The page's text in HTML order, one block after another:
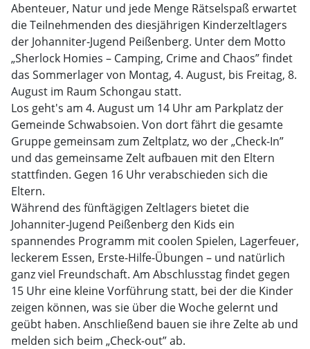
Abenteuer, Natur und jede Menge Rätselspaß erwartet
die Teilnehmenden des diesjährigen Kinderzeltlagers
der Johanniter-Jugend Peißenberg. Unter dem Motto
„Sherlock Homies – Camping, Crime and Chaos” findet
das Sommerlager von Montag, 4. August, bis Freitag, 8.
August im Raum Schongau statt.
Los geht's am 4. August um 14 Uhr am Parkplatz der
Gemeinde Schwabsoien. Von dort fährt die gesamte
Gruppe gemeinsam zum Zeltplatz, wo der „Check-In”
und das gemeinsame Zelt aufbauen mit den Eltern
stattfinden. Gegen 16 Uhr verabschieden sich die
Eltern.
Während des fünftägigen Zeltlagers bietet die
Johanniter-Jugend Peißenberg den Kids ein
spannendes Programm mit coolen Spielen, Lagerfeuer,
leckerem Essen, Erste-Hilfe-Übungen – und natürlich
ganz viel Freundschaft. Am Abschlusstag findet gegen
15 Uhr eine kleine Vorführung statt, bei der die Kinder
zeigen können, was sie über die Woche gelernt und
geübt haben. Anschließend bauen sie ihre Zelte ab und
melden sich beim „Check-out” ab.